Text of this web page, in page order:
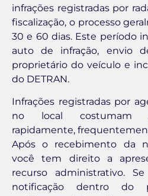
infrações registradas por
fiscalização, o processo
30 e 60 dias. Este período
auto de infração, envio
proprietário do veículo e
do DETRAN.
Infrações registradas por
no local costumam
rapidamente,
Após o recebimento da
você tem direito a
recurso administrativo.
notificação dentro do